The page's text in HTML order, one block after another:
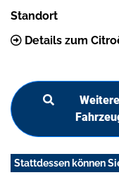
Standort
Details zum
Stattdessen können